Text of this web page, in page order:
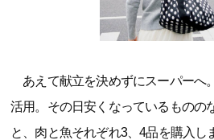
あえて献立を決めずにスーパーへ
活用。その日安くなっているものの
と、肉と魚それぞれ3、4品を購入し